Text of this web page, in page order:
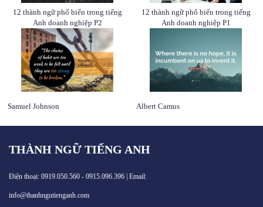
12 thành ngữ phổ biến trong tiếng
Anh doanh nghiệp P2
12 thành ngữ phổ biến trong tiếng
Anh doanh nghiệp P1
Samuel Johnson Albert Camus
THÀNH NGỮ TIẾNG ANH
Điện thoại: 0919.050.560 - 0915.096.396 | Email:
info@thanhngutienganh.com